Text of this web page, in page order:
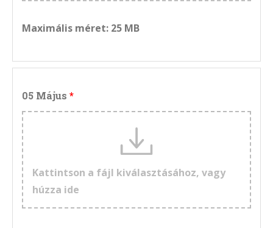
Maximális méret: 25 MB
05 Május
Kattintson a fájl kiválasztásához, vagy
húzza ide